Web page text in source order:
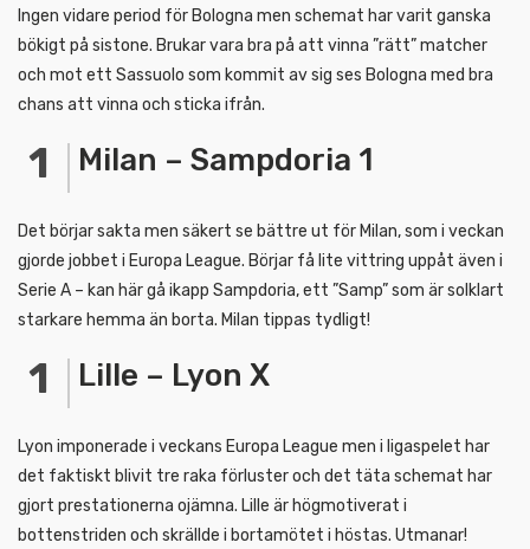
Ingen vidare period för Bologna men schemat har varit ganska
bökigt på sistone. Brukar vara bra på att vinna ”rätt” matcher
och mot ett Sassuolo som kommit av sig ses Bologna med bra
chans att vinna och sticka ifrån.
Milan – Sampdoria 1
Det börjar sakta men säkert se bättre ut för Milan, som i veckan
gjorde jobbet i Europa League. Börjar få lite vittring uppåt även i
Serie A – kan här gå ikapp Sampdoria, ett ”Samp” som är solklart
starkare hemma än borta. Milan tippas tydligt!
Lille – Lyon X
Lyon imponerade i veckans Europa League men i ligaspelet har
det faktiskt blivit tre raka förluster och det täta schemat har
gjort prestationerna ojämna. Lille är högmotiverat i
bottenstriden och skrällde i bortamötet i höstas. Utmanar!